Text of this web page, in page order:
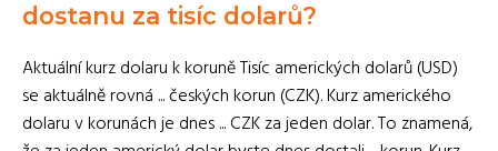
dostanu za tisíc dolarů?
Aktuální kurz dolaru k koruně Tisíc amerických dolarů (USD)
se aktuálně rovná ... českých korun (CZK). Kurz amerického
dolaru v korunách je dnes ... CZK za jeden dolar. To znamená,